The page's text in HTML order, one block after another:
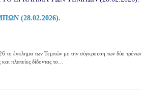
(28.02.2026).
το έγκλημα των Τεμπών με την σύγκρουση των δύο
πλατείες δίδοντας το…